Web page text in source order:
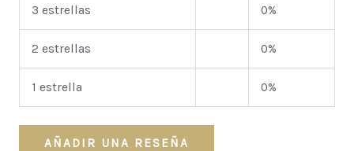
3 estrellas 0%
2 estrellas 0%
1 estrella 0%
AÑADIR UNA RESEÑA